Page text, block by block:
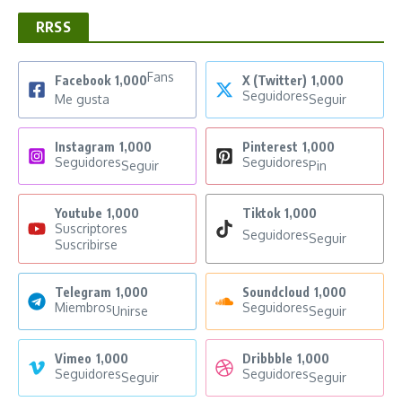
RRSS
Facebook 1,000Fans
Me gusta
X (Twitter) 1,000
SeguidoresSeguir
Instagram 1,000
SeguidoresSeguir
Pinterest 1,000
SeguidoresPin
Youtube 1,000
Suscriptores
Suscribirse
Tiktok 1,000
SeguidoresSeguir
Telegram 1,000
MiembrosUnirse
Soundcloud 1,000
SeguidoresSeguir
Vimeo 1,000
SeguidoresSeguir
Dribbble 1,000
SeguidoresSeguir